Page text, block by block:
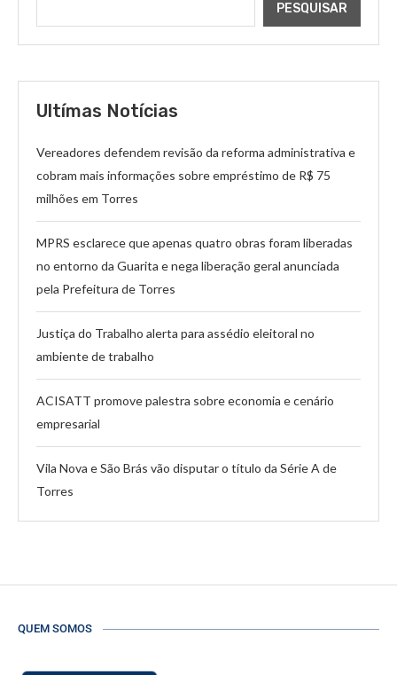
PESQUISAR
Ultímas Notícias
Vereadores defendem revisão da reforma administrativa e
cobram mais informações sobre empréstimo de R$ 75
milhões em Torres
MPRS esclarece que apenas quatro obras foram liberadas
no entorno da Guarita e nega liberação geral anunciada
pela Prefeitura de Torres
Justiça do Trabalho alerta para assédio eleitoral no
ambiente de trabalho
ACISATT promove palestra sobre economia e cenário
empresarial
Vila Nova e São Brás vão disputar o título da Série A de
Torres
QUEM SOMOS